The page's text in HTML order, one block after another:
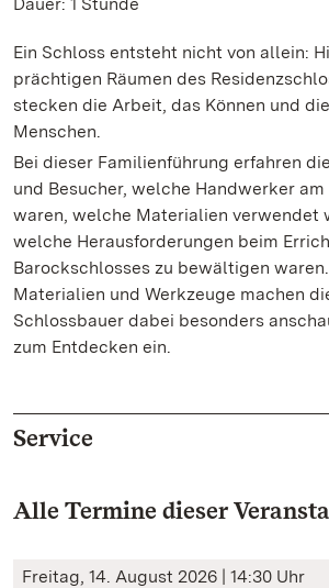
Ein Schloss entsteht nicht von allein:
prächtigen Räumen des
stecken die Arbeit, das Können und
Menschen.
Bei dieser Familienführung erfahren
und Besucher, welche Handwerker
waren, welche Materialien verwendet
welche Herausforderungen beim
Barockschlosses zu bewältigen
Materialien und Werkzeuge machen
Schlossbauer dabei besonders
zum Entdecken ein.
Service
Alle Termine dieser
Freitag, 14. August 2026 | 14:30 Uhr